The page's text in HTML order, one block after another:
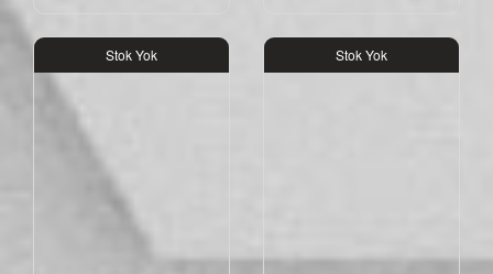
Stok Yok Stok Yok